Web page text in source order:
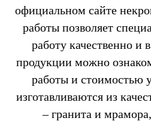
официальном сайте
работы позволяет
работу качественно и
продукции можно
работы и стоимостью
изготавливаются из
– гранита и